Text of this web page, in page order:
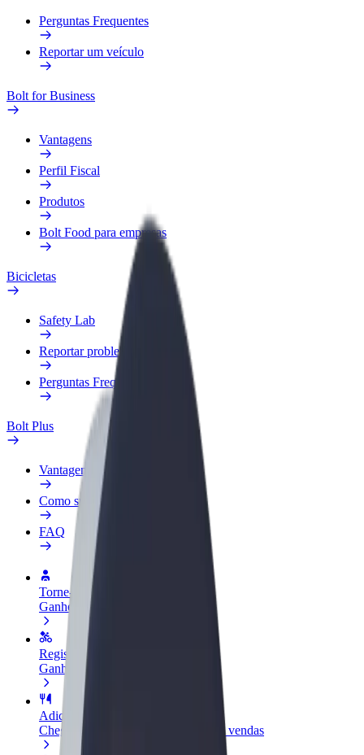
Perguntas Frequentes
Reportar um veículo
Bolt for Business
Vantagens
Perfil Fiscal
Produtos
Bolt Food para empresas
Bicicletas
Safety Lab
Reportar problema
Perguntas Frequentes
Bolt Plus
Vantagens
Como subscrever
FAQ
Torne-se motorista
Ganhe dinheiro quando quiser
Registe a sua frota de estafetas
Ganhe dinheiro a entregar refeições
Adicione um restaurante ou loja
Chegue a mais clientes e aumente as vendas